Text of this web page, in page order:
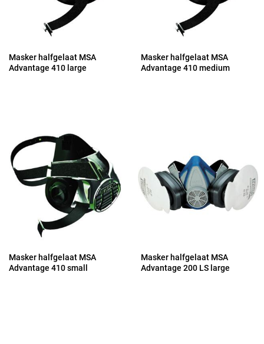
Masker halfgelaat MSA
Advantage 410 large
Masker halfgelaat MSA
Advantage 410 medium
Masker halfgelaat MSA
Advantage 410 small
Masker halfgelaat MSA
Advantage 200 LS large